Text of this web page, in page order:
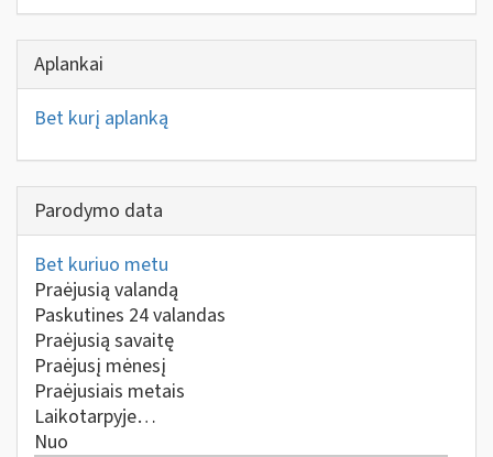
Aplankai
Bet kurį aplanką
Parodymo data
Bet kuriuo metu
Praėjusią valandą
Paskutines 24 valandas
Praėjusią savaitę
Praėjusį mėnesį
Praėjusiais metais
Laikotarpyje…
Nuo